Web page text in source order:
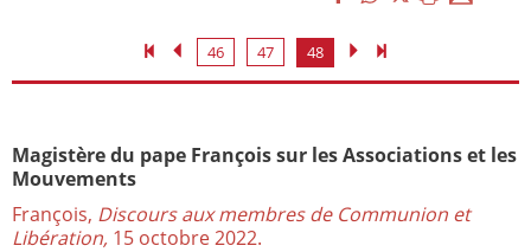
46 47 48
Magistère du pape François sur les Associations et les
Mouvements
François, Discours aux membres de Communion et
Libération, 15 octobre 2022.